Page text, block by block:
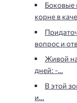
Боковые
корне в
вопрос и
Живой
дней: -…
В этой
и…